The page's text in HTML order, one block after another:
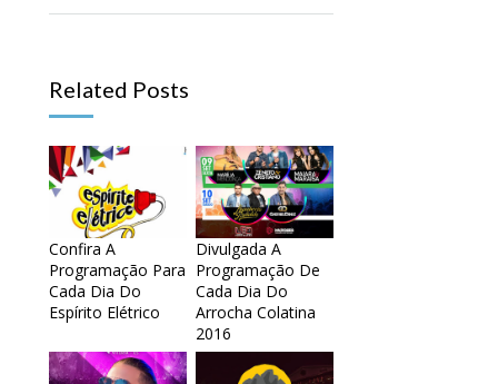
Related Posts
Confira A
Programação Para
Cada Dia Do
Espírito Elétrico
Divulgada A
Programação De
Cada Dia Do
Arrocha Colatina
2016